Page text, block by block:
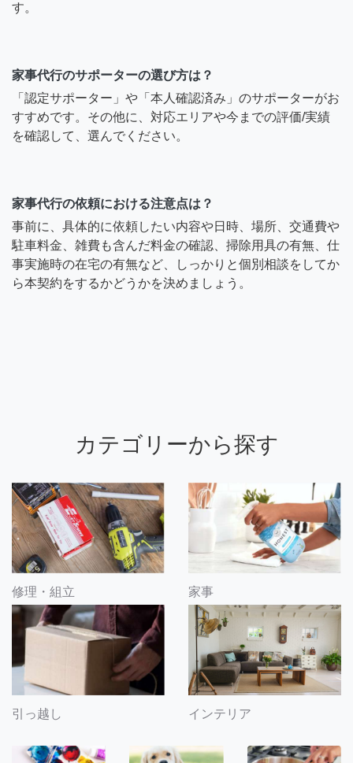
す。
家事代行のサポーターの選び方は？
「認定サポーター」や「本人確認済み」のサポーターがお
すすめです。その他に、対応エリアや今までの評価/実績
を確認して、選んでください。
家事代行の依頼における注意点は？
事前に、具体的に依頼したい内容や日時、場所、交通費や
駐車料金、雑費も含んだ料金の確認、掃除用具の有無、仕
事実施時の在宅の有無など、しっかりと個別相談をしてか
ら本契約をするかどうかを決めましょう。
カテゴリーから探す
修理・組立 家事
引っ越し インテリア